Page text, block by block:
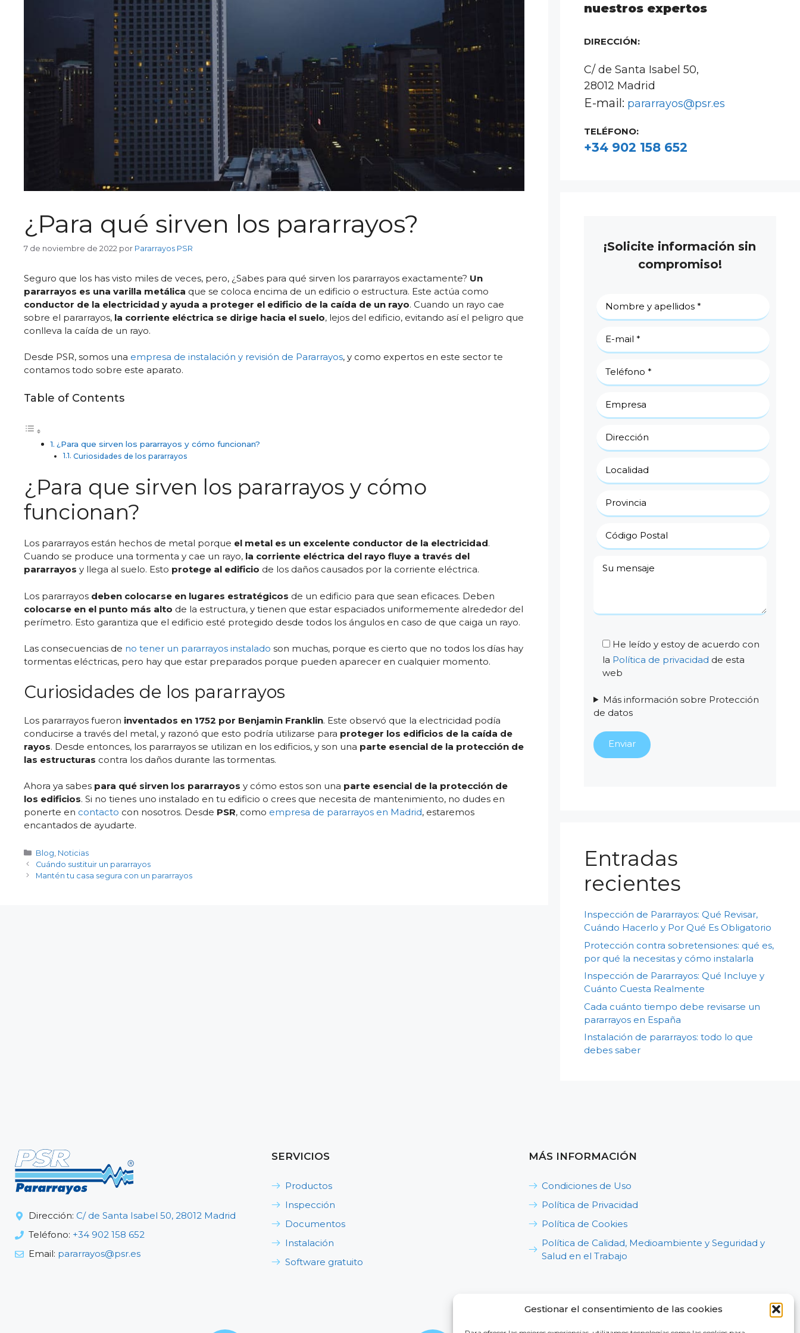
Gestionar el consentimiento de las cookies
¿Para qué sirven los pararrayos?
7 de noviembre de 2022 por Pararrayos PSR
Seguro que los has visto miles de veces, pero, ¿Sabes para qué sirven los pararrayos exactamente? Un
pararrayos es una varilla metálica que se coloca encima de un edificio o estructura. Este actúa como
conductor de la electricidad y ayuda a proteger el edificio de la caída de un rayo. Cuando un rayo cae
sobre el pararrayos, la corriente eléctrica se dirige hacia el suelo, lejos del edificio, evitando así el peligro que
conlleva la caída de un rayo.
Desde PSR, somos una empresa de instalación y revisión de Pararrayos, y como expertos en este sector te
contamos todo sobre este aparato.
Table of Contents
¿Para que sirven los pararrayos y cómo funcionan?
Curiosidades de los pararrayos
¿Para que sirven los pararrayos y cómo
funcionan?
Los pararrayos están hechos de metal porque el metal es un excelente conductor de la electricidad.
Cuando se produce una tormenta y cae un rayo, la corriente eléctrica del rayo fluye a través del
pararrayos y llega al suelo. Esto protege al edificio de los daños causados por la corriente eléctrica.
Los pararrayos deben colocarse en lugares estratégicos de un edificio para que sean eficaces. Deben
colocarse en el punto más alto de la estructura, y tienen que estar espaciados uniformemente alrededor del
perímetro. Esto garantiza que el edificio esté protegido desde todos los ángulos en caso de que caiga un rayo.
Las consecuencias de no tener un pararrayos instalado son muchas, porque es cierto que no todos los días hay
tormentas eléctricas, pero hay que estar preparados porque pueden aparecer en cualquier momento.
Curiosidades de los pararrayos
Los pararrayos fueron inventados en 1752 por Benjamin Franklin. Este observó que la electricidad podía
conducirse a través del metal, y razonó que esto podría utilizarse para proteger los edificios de la caída de
rayos. Desde entonces, los pararrayos se utilizan en los edificios, y son una parte esencial de la protección de
las estructuras contra los daños durante las tormentas.
Ahora ya sabes para qué sirven los pararrayos y cómo estos son una parte esencial de la protección de
los edificios. Si no tienes uno instalado en tu edificio o crees que necesita de mantenimiento, no dudes en
ponerte en contacto con nosotros. Desde PSR, como empresa de pararrayos en Madrid, estaremos
encantados de ayudarte.
Categorías
Blog Noticias
Cuándo sustituir un pararrayos
Mantén tu casa segura con un pararrayos
nuestros expertos
DIRECCIÓN:
C/ de Santa Isabel 50,
28012 Madrid
E-mail: pararrayos@psr.es
TELÉFONO:
+34 902 158 652
¡Solicite información sin
compromiso!
He leído y estoy de acuerdo con
la Política de privacidad de esta
web
Más información sobre Protección
de datos
Entradas
recientes
Inspección de Pararrayos: Qué Revisar,
Cuándo Hacerlo y Por Qué Es Obligatorio
Protección contra sobretensiones: qué es,
por qué la necesitas y cómo instalarla
Inspección de Pararrayos: Qué Incluye y
Cuánto Cuesta Realmente
Cada cuánto tiempo debe revisarse un
pararrayos en España
Instalación de pararrayos: todo lo que
debes saber
Dirección: C/ de Santa Isabel 50, 28012 Madrid
Teléfono: +34 902 158 652
Email: pararrayos@psr.es
SERVICIOS
Productos
Inspección
Documentos
Instalación
Software gratuito
MÁS INFORMACIÓN
Condiciones de Uso
Política de Privacidad
Política de Cookies
Política de Calidad, Medioambiente y Seguridad y
Salud en el Trabajo